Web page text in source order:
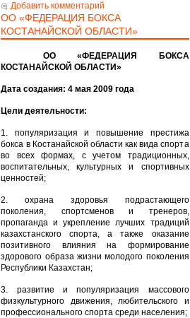
Добавить комментарий
ОО «ФЕДЕРАЦИЯ БОКСА
КОСТАНАЙСКОЙ ОБЛАСТИ»
ОО «ФЕДЕРАЦИЯ БОКСА
КОСТАНАЙСКОЙ ОБЛАСТИ»
Дата создания: 4 мая2009 года
Цели деятельности:
1. популяризация и повышение престижа
бокса в Костанайской области как вида спорта
во всех формах, с учетом традиционных,
воспитательных, культурных и спортивных
ценностей;
2. охрана здоровья подрастающего
поколения, спортсменов и тренеров,
пропаганда и укрепление лучших традиций
казахстанского спорта, а также оказание
позитивного влияния на формирование
здорового образа жизни молодого поколения
Республики Казахстан;
3. развитие и популяризация массового
физкультурного движения, любительского и
профессионального спорта среди населения;